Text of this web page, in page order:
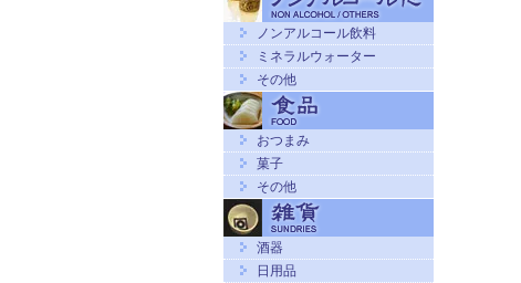
ノンアルコール飲料
ミネラルウォーター
その他
おつまみ
菓子
その他
酒器
日用品